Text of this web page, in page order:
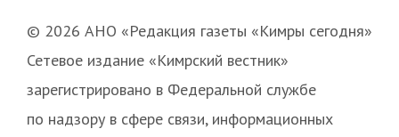
© 2026 АНО «Редакция газеты «Кимры сегодня»
Сетевое издание «Кимрский вестник»
зарегистрировано в Федеральной службе
по надзору в сфере связи, информационных